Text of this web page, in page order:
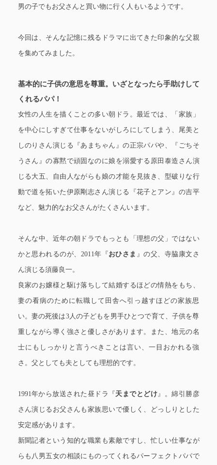
男の子でもお父さんと買い物に行く人もいるようです。
今回は、そんな記憶に残るドラマに出てきた印象的な父親
を集めてみました。
基本的に子供の意思を尊重。いざとなったら手助けして
くれるパパ！
女性の人生を描くことの多い朝ドラ。最近では、「家族」
を中心にしすぎて仕事をないがしろにしてしまう、尾美と
しのりさん演じる『あまちゃん』の正宗パパや、『ごちそ
うさん』の寡黙で頑固なのに娘を溺愛する原田泰造さん演
じる大五、自由人ながらも娘の才能を見抜き、型破りな行
動で道を拓いた伊原剛志さん演じる『花子とアン』の吉平
など、魅力的なお父さんがたくさんいます。
そんな中、近年の朝ドラでもっとも「理想の父」ではない
かと思われるのが、2011年『 おひさま 』の父、寺脇康文さ
ん演じる須藤良一。
良家のお嬢様と駆け落ちして結婚するほどの情熱をもち、
妻の看病のために転職して田舎へ引っ越すほどの家族思
い。妻の死後は3人の子どもを男手ひとつで育て、子供を尊
重しながら導く強さと優しさがあります。また、地元の名
士にもしっかりと言うべきことは言い、一目おかれる強
さ。父としても夫としても理想的です。
1991年から放送された昼ドラ『 天までとどけ』。綿引勝彦
さん演じるお父さんも家族思いで優しく、どっしりとした
安定感があります。
新聞記者という知的な職業も素敵ですし、忙しい仕事なが
らも八男五女の相談にものってくれるパーフェクトパパで